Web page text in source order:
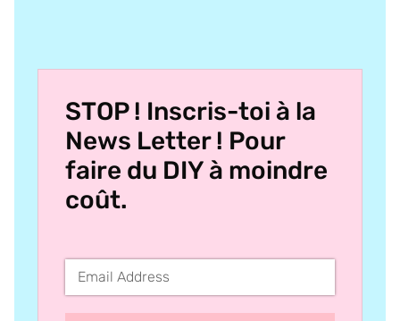
STOP ! Inscris-toi à la
News Letter ! Pour
faire du DIY à moindre
coût.